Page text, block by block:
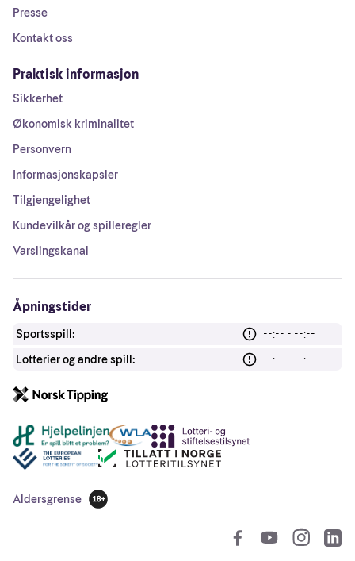
Presse
Kontakt oss
Praktisk informasjon
Sikkerhet
Økonomisk kriminalitet
Personvern
Informasjonskapsler
Tilgjengelighet
Kundevilkår og spilleregler
Varslingskanal
Åpningstider
Sportsspill:
--:-- - --:--
Lotterier og andre spill:
--:-- - --:--
Andre lenker
Aldersgrense
18 år